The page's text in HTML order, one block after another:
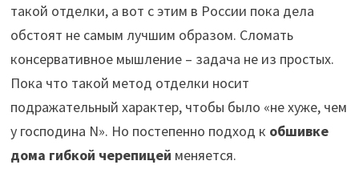
такой отделки, а вот с этим в России пока дела
обстоят не самым лучшим образом. Сломать
консервативное мышление – задача не из простых.
Пока что такой метод отделки носит
подражательный характер, чтобы было «не хуже, чем
у господина N». Но постепенно подход к обшивке
дома гибкой черепицей меняется.